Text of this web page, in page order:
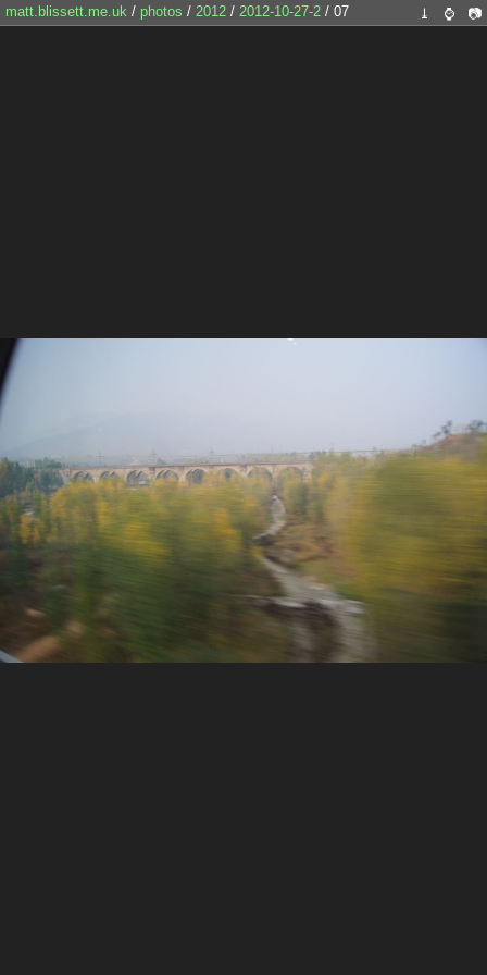
matt.blissett.me.uk / photos / 2012 / 2012-10-27-2 / 07 ⤓ ⌚ 📷